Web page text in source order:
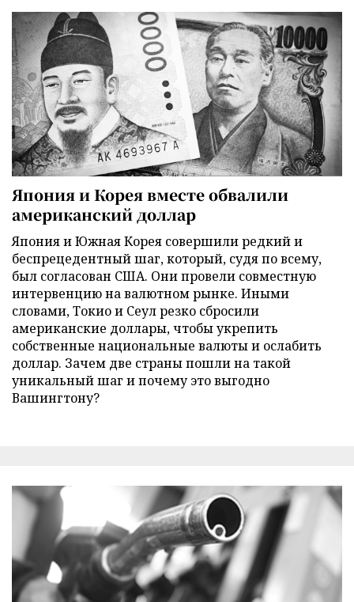
Япония и Корея вместе обвалили
американский доллар
Япония и Южная Корея совершили редкий и
беспрецедентный шаг, который, судя по всему,
был согласован США. Они провели совместную
интервенцию на валютном рынке. Иными
словами, Токио и Сеул резко сбросили
американские доллары, чтобы укрепить
собственные национальные валюты и ослабить
доллар. Зачем две страны пошли на такой
уникальный шаг и почему это выгодно
Вашингтону?